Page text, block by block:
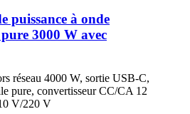
puissance à onde
3000 W avec